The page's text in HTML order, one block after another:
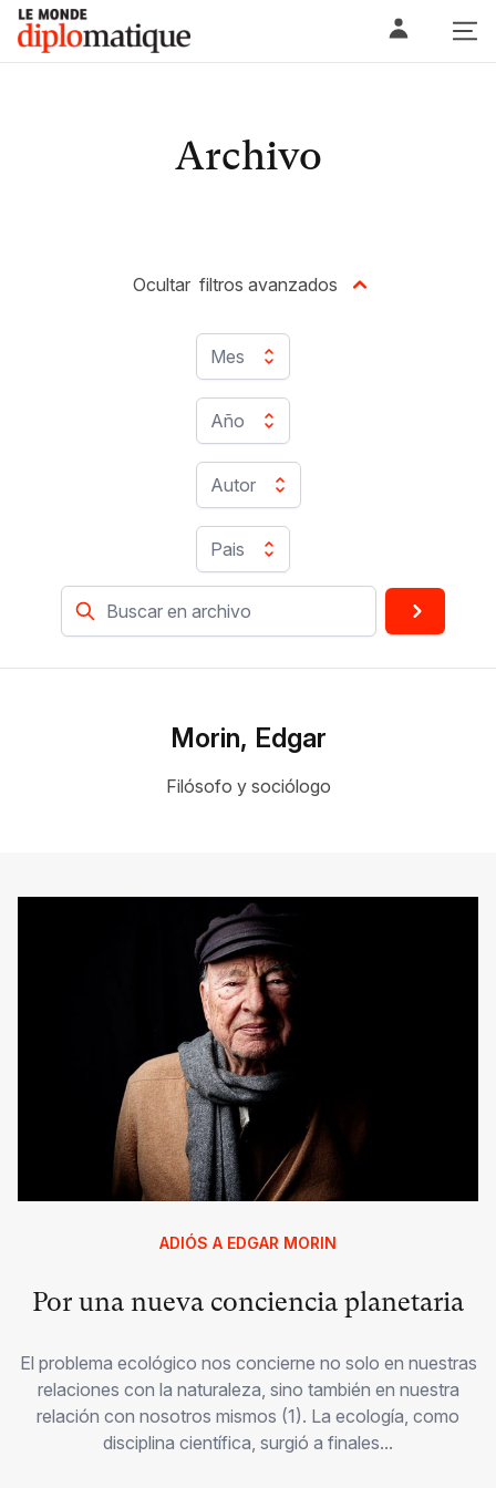
Skip
content
Le monde diplomatique
Archivo
Mes
Año
Autor
Pais
Ocultar filtros avanzados
Morin, Edgar
Filósofo y sociólogo
ADIÓS A EDGAR MORIN
Por una nueva conciencia planetaria
El problema ecológico nos concierne no solo en nuestras
relaciones con la naturaleza, sino también en nuestra
relación con nosotros mismos (1). La ecología, como
disciplina científica, surgió a finales...